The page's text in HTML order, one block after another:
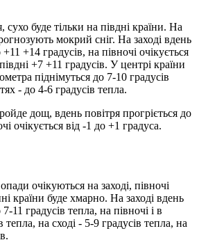
сухо буде тільки на півдні країни. На
мокрий сніг. На заході вдень
+14 градусів, на півночі очікується
+7 +11 градусів. У центрі країни
піднімуться до 7-10 градусів
- до 4-6 градусів тепла.
дощ, вдень повітря прогріється до
очікується від -1 до +1 градуса.
очікуються на заході, півночі
країни буде хмарно. На заході вдень
11 градусів тепла, на півночі і в
тепла, на сході - 5-9 градусів тепла, на